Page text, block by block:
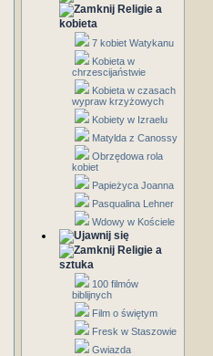
Religie a
kobieta
7 kobiet Watykanu
Kobieta w
chrzescijaństwie
Kobieta w czasach
wypraw krzyżowych
Kobiety w Izraelu
Matylda z Canossy
Obrzędowa rola
kobiet
Papieżyca Joanna
Pasqualina Lehner
Wdowy w Kościele
Religie a
sztuka
100 filmów
biblijnych
Film o świętym
Fresk w Staszowie
Gwiazda